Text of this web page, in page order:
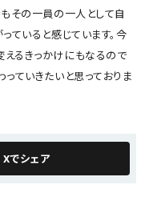
その一員の一人として自
ていると感じています。今
るきっかけにもなるので
ていきたいと思っておりま